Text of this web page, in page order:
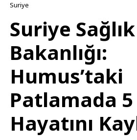
Suriye
Suriye Sağlık
Bakanlığı:
Humus’taki
Patlamada
Hayatını